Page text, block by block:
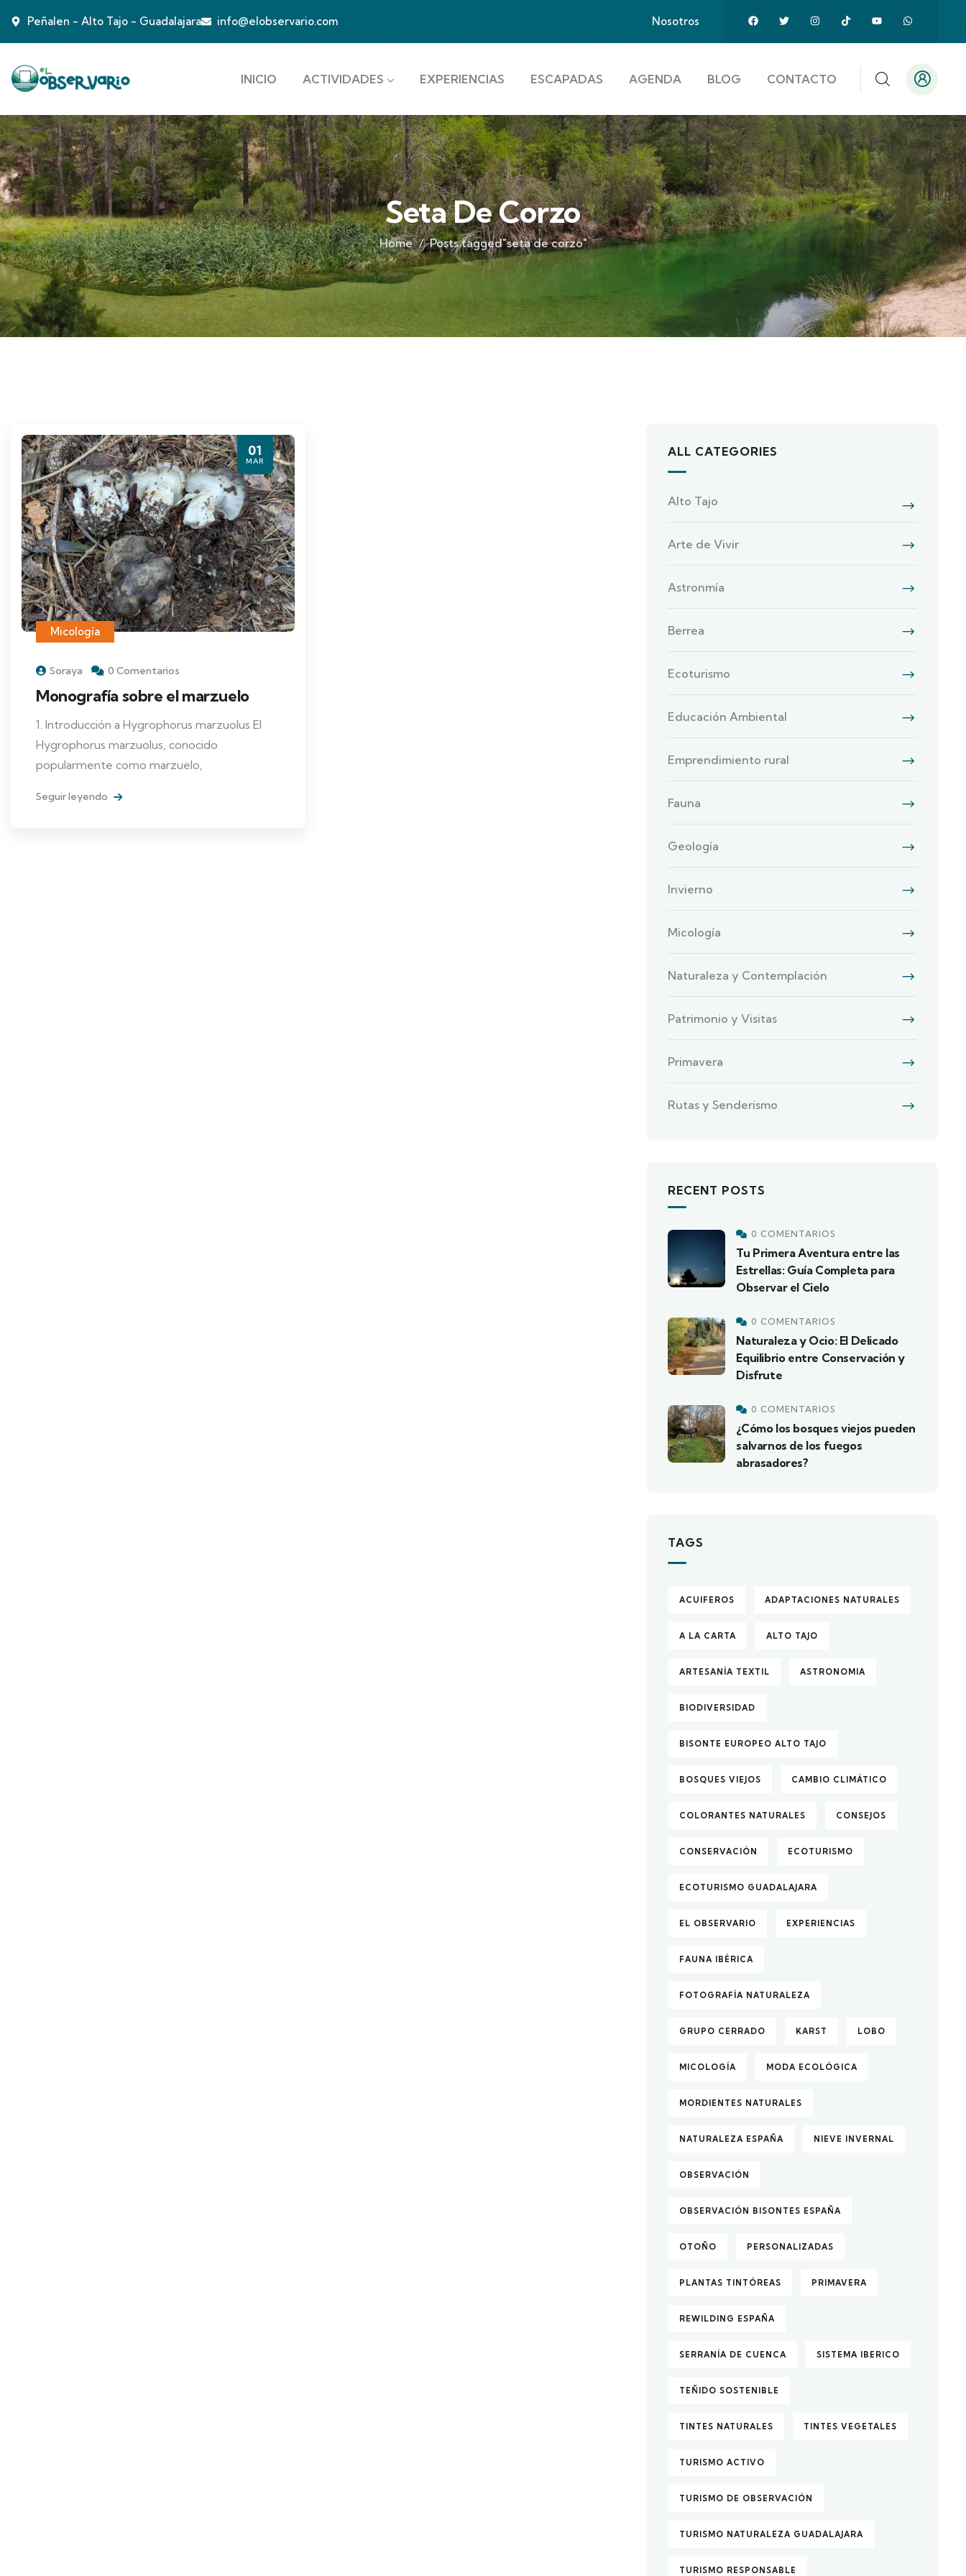
Peñalen - Alto Tajo - Guadalajara info@elobservario.com Nosotros
INICIO ACTIVIDADES EXPERIENCIAS ESCAPADAS AGENDA BLOG CONTACTO
Seta De Corzo
Home Posts tagged"seta de corzo"
01
MAR
Micología
Soraya 0 Comentarios
Monografía sobre el marzuelo
1. Introducción a Hygrophorus marzuolus El
Hygrophorus marzuolus, conocido
popularmente como marzuelo,
Seguir leyendo
ALL CATEGORIES
Alto Tajo
Arte de Vivir
Astronmía
Berrea
Ecoturismo
Educación Ambiental
Emprendimiento rural
Fauna
Geología
Invierno
Micología
Naturaleza y Contemplación
Patrimonio y Visitas
Primavera
Rutas y Senderismo
RECENT POSTS
0 COMENTARIOS
Tu Primera Aventura entre las
Estrellas: Guía Completa para
Observar el Cielo
0 COMENTARIOS
Naturaleza y Ocio: El Delicado
Equilibrio entre Conservación y
Disfrute
0 COMENTARIOS
¿Cómo los bosques viejos pueden
salvarnos de los fuegos
abrasadores?
TAGS
ACUIFEROS ADAPTACIONES NATURALES
A LA CARTA ALTO TAJO
ARTESANÍA TEXTIL ASTRONOMIA
BIODIVERSIDAD
BISONTE EUROPEO ALTO TAJO
BOSQUES VIEJOS CAMBIO CLIMÁTICO
COLORANTES NATURALES CONSEJOS
CONSERVACIÓN ECOTURISMO
ECOTURISMO GUADALAJARA
EL OBSERVARIO EXPERIENCIAS
FAUNA IBÉRICA
FOTOGRAFÍA NATURALEZA
GRUPO CERRADO KARST LOBO
MICOLOGÍA MODA ECOLÓGICA
MORDIENTES NATURALES
NATURALEZA ESPAÑA NIEVE INVERNAL
OBSERVACIÓN
OBSERVACIÓN BISONTES ESPAÑA
OTOÑO PERSONALIZADAS
PLANTAS TINTÓREAS PRIMAVERA
REWILDING ESPAÑA
SERRANÍA DE CUENCA SISTEMA IBERICO
TEÑIDO SOSTENIBLE
TINTES NATURALES TINTES VEGETALES
TURISMO ACTIVO
TURISMO DE OBSERVACIÓN
TURISMO NATURALEZA GUADALAJARA
TURISMO RESPONSABLE